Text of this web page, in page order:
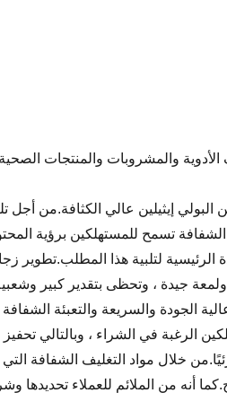
والمشروبات والمنتجات
إيثيلين عالي الكثافة.من أجل
الشفافة تسمح للمستهلكين برؤية
ولمعة جيدة ، وتحظى بتقدير كبير
الجودة والسريعة والتعبئة
الرغبة في الشراء ، وبالتالي
خلال مواد التغليف الشفافة
من الملائم للعملاء تحديدها